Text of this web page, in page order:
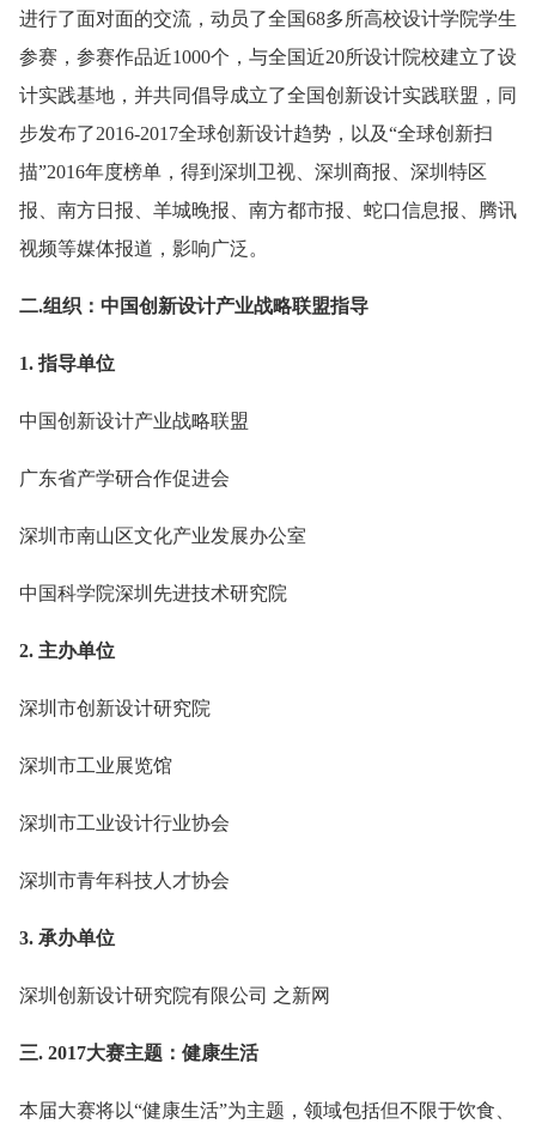
进行了面对面的交流，动员了全国68多所高校设计学院学生
参赛，参赛作品近1000个，与全国近20所设计院校建立了设
计实践基地，并共同倡导成立了全国创新设计实践联盟，同
步发布了2016-2017全球创新设计趋势，以及“全球创新扫
描”2016年度榜单，得到深圳卫视、深圳商报、深圳特区
报、南方日报、羊城晚报、南方都市报、蛇口信息报、腾讯
视频等媒体报道，影响广泛。
二.组织：中国创新设计产业战略联盟指导
1. 指导单位
中国创新设计产业战略联盟
广东省产学研合作促进会
深圳市南山区文化产业发展办公室
中国科学院深圳先进技术研究院
2. 主办单位
深圳市创新设计研究院
深圳市工业展览馆
深圳市工业设计行业协会
深圳市青年科技人才协会
3. 承办单位
深圳创新设计研究院有限公司 之新网
三. 2017大赛主题：健康生活
本届大赛将以“健康生活”为主题，领域包括但不限于饮食、